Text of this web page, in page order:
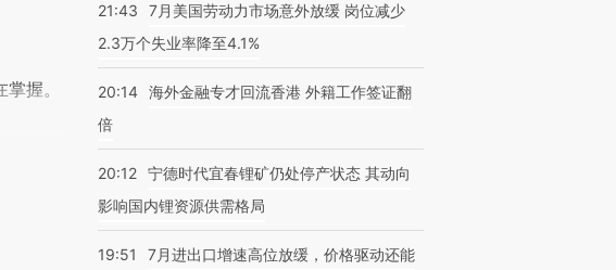
握。
21:43
7月美国劳动力市场意外放缓 岗位减少
2.3万个失业率降至4.1%
20:14 海外金融专才回流香港 外籍工作签证翻
倍
20:12 宁德时代宜春锂矿仍处停产状态 其动向
影响国内锂资源供需格局
19:51
7月进出口增速高位放缓，价格驱动还能